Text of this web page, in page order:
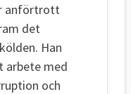
anförtrott
det
Han
arbete med
och